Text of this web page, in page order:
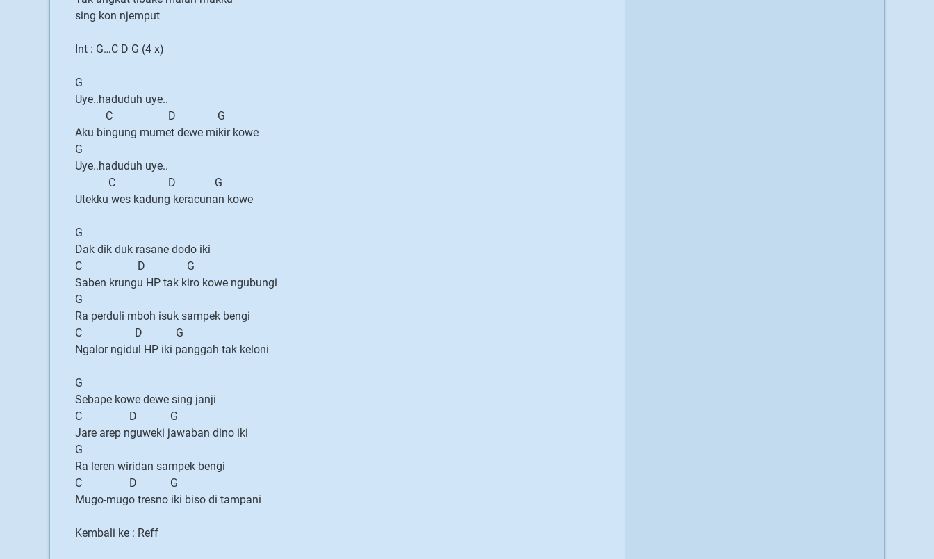
sing kon njemput
Int : G…C D G (4 x)
G
Uye..haduduh uye..
C D G
Aku bingung mumet dewe mikir kowe
G
Uye..haduduh uye..
C D G
Utekku wes kadung keracunan kowe
G
Dak dik duk rasane dodo iki
C D G
Saben krungu HP tak kiro kowe ngubungi
G
Ra perduli mboh isuk sampek bengi
C D G
Ngalor ngidul HP iki panggah tak keloni
G
Sebape kowe dewe sing janji
C D G
Jare arep nguweki jawaban dino iki
G
Ra leren wiridan sampek bengi
C D G
Mugo-mugo tresno iki biso di tampani
Kembali ke : Reff